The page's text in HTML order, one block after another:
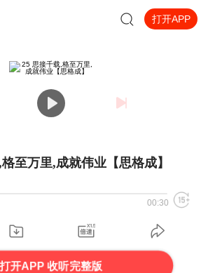
打开APP
至万里,成就伟业【思格成】
00:30
打开APP 收听完整版